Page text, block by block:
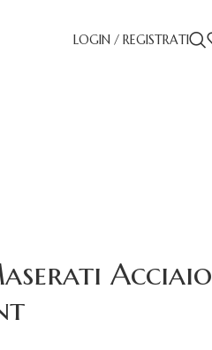
LOGIN / REGISTRATI
Acciaio